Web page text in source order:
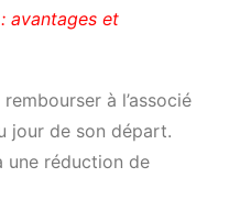
avantages et
à l’associé
jour de son départ.
une réduction de